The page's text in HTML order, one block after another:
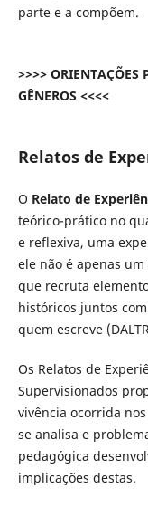
parte e a compõem.
>>>> ORIENTAÇÕES
GÊNEROS <<<<
Relatos de
O Relato de
teórico-prático no
e reflexiva, uma
ele não é apenas
que recruta
históricos juntos
quem escreve
Os Relatos de
Supervisionados
vivência ocorrida
se analisa e
pedagógica
implicações destas.